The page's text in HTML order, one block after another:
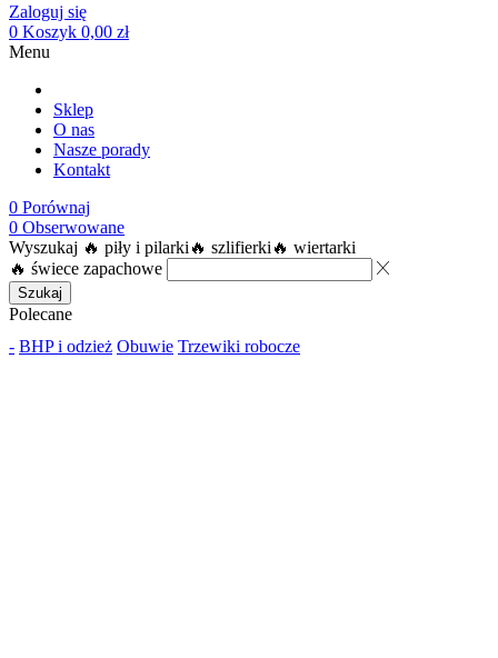
Zaloguj się
0 Koszyk 0,00 zł
Menu
Sklep
O nas
Nasze porady
Kontakt
0 Porównaj
0 Obserwowane
Wyszukaj 🔥 piły i pilarki 🔥 szlifierki 🔥 wiertarki
🔥 świece zapachowe
Szukaj
Polecane
- BHP i odzież Obuwie Trzewiki robocze